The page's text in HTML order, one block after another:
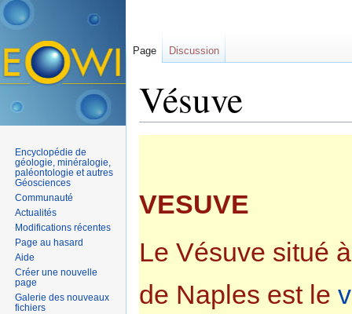
Vésuve
VESUVE
Le Vésuve situé
de Naples est le
Page Discussion
Encyclopédie de
géologie, minéralogie,
paléontologie et autres
Géosciences
Communauté
Actualités
Modifications récentes
Page au hasard
Aide
Créer une nouvelle
page
Galerie des nouveaux
fichiers